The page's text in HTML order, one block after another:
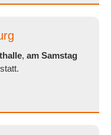
, am Samstag